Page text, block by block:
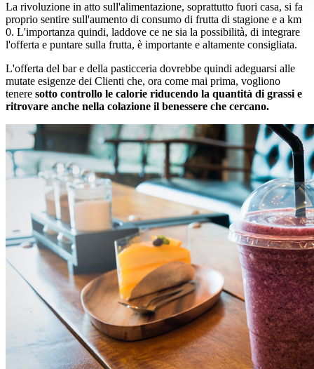
La rivoluzione in atto sull'alimentazione, soprattutto fuori casa, si fa
proprio sentire sull'aumento di consumo di frutta di stagione e a km
0. L'importanza quindi, laddove ce ne sia la possibilità, di integrare
l'offerta e puntare sulla frutta, è importante e altamente consigliata.
L'offerta del bar e della pasticceria dovrebbe quindi adeguarsi alle
mutate esigenze dei Clienti che, ora come mai prima, vogliono
tenere sotto controllo le calorie riducendo la quantità di grassi e
ritrovare anche nella colazione il benessere che cercano.